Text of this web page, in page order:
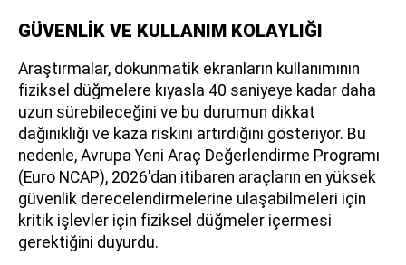
GÜVENLİK VE KULLANIM KOLAYLIĞI
Araştırmalar, dokunmatik ekranların kullanımının
fiziksel düğmelere kıyasla 40 saniyeye kadar daha
uzun sürebileceğini ve bu durumun dikkat
dağınıklığı ve kaza riskini artırdığını gösteriyor. Bu
nedenle, Avrupa Yeni Araç Değerlendirme Programı
(Euro NCAP), 2026'dan itibaren araçların en yüksek
güvenlik derecelendirmelerine ulaşabilmeleri için
kritik işlevler için fiziksel düğmeler içermesi
gerektiğini duyurdu.